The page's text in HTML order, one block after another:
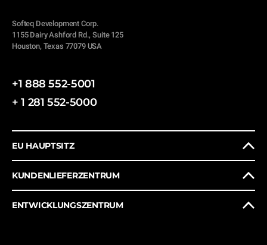
Softeq Development Corp.
1155 Dairy Ashford Rd., Suite 125
Houston, Texas 77079 USA
+1 888 552-5001
+ 1 281 552-5000
EU HAUPTSITZ
KUNDENLIEFERZENTRUM
ENTWICKLUNGSZENTRUM